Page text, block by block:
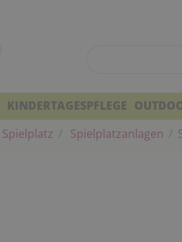
KINDERTAGESPFLEGE
Spielplatz Spielplatzanlagen